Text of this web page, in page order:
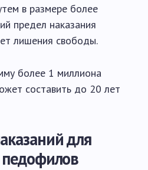
в размере более
предел наказания
лишения свободы.
более 1 миллиона
составить до 20 лет
для